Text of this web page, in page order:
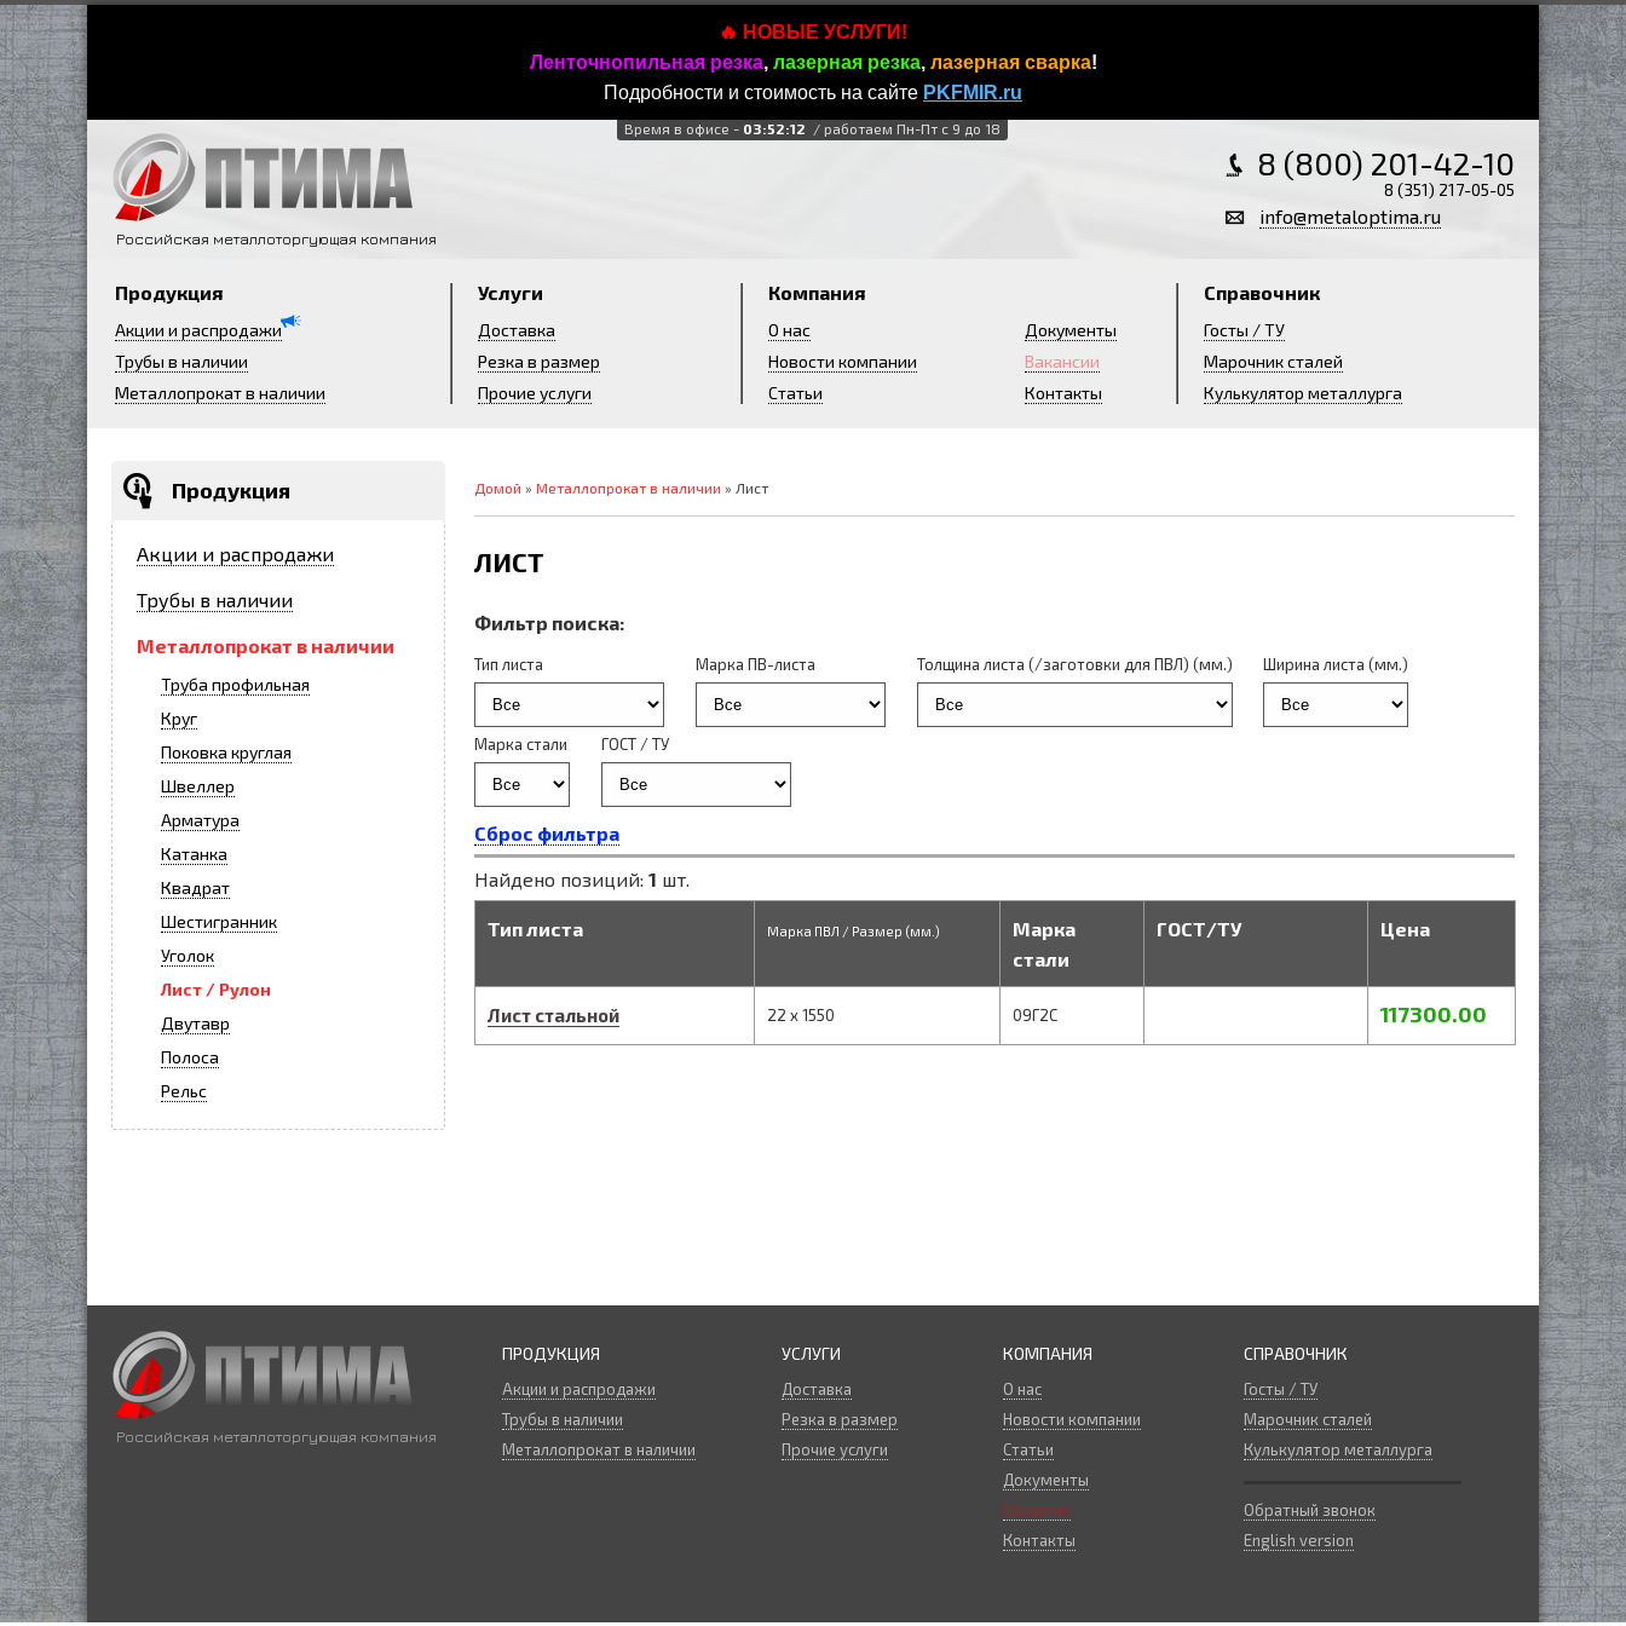
🔥 НОВЫЕ УСЛУГИ!
Ленточнопильная резка, лазерная резка, лазерная сварка!
Подробности и стоимость на сайте PKFMIR.ru
Время в офисе - 03:52:12 / работаем Пн-Пт с 9 до 18
Российская металлоторгующая компания
8 (800) 201-42-10
8 (351) 217-05-05
info@metaloptima.ru
Продукция
Акции и распродажи
Трубы в наличии
Металлопрокат в наличии
Услуги
Доставка
Резка в размер
Прочие услуги
Компания
О нас
Новости компании
Статьи
Документы
Вакансии
Контакты
Справочник
Госты / ТУ
Марочник сталей
Кулькулятор металлурга
Продукция
Акции и распродажи
Трубы в наличии
Металлопрокат в наличии
Труба профильная
Круг
Поковка круглая
Швеллер
Арматура
Катанка
Квадрат
Шестигранник
Уголок
Лист / Рулон
Двутавр
Полоса
Рельс
Домой » Металлопрокат в наличии » Лист
ЛИСТ
Фильтр поиска:
Тип листа Марка ПВ-листа Толщина листа (/заготовки для ПВЛ) (мм.) Ширина листа (мм.)
Марка стали ГОСТ / ТУ
Сброс фильтра
Найдено позиций: 1 шт.
Тип листа Марка ПВЛ / Размер (мм.)
Марка
стали
ГОСТ/ТУ Цена
Лист стальной 22 x1550 09Г2С 117300.00
Российская металлоторгующая компания
ПРОДУКЦИЯ
Акции и распродажи
Трубы в наличии
Металлопрокат в наличии
УСЛУГИ
Доставка
Резка в размер
Прочие услуги
КОМПАНИЯ
О нас
Новости компании
Статьи
Документы
Вакансии
Контакты
СПРАВОЧНИК
Госты / ТУ
Марочник сталей
Кулькулятор металлурга
Обратный звонок
English version